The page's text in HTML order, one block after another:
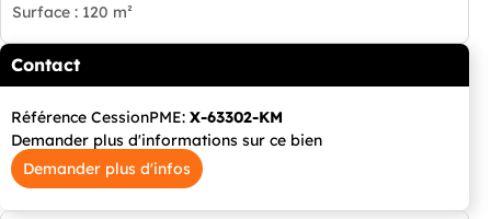
Surface : 120 m²
Contact
Référence CessionPME: X-63302-KM
Demander plus d'informations sur ce bien
Demander plus d'infos